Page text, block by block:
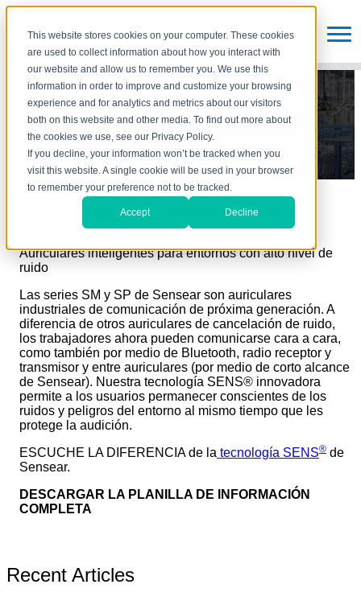
This website stores cookies on your computer. These cookies
are used to collect information about how you interact with
our website and allow us to remember you. We use this
information in order to improve and customize your browsing
experience and for analytics and metrics about our visitors
both on this website and other media. To find out more about
the cookies we use, see our Privacy Policy.
If you decline, your information won’t be tracked when you
visit this website. A single cookie will be used in your browser
to remember your preference not to be tracked.
Accept Decline
Series SM y SP
Series SM y SP
Auriculares inteligentes para entornos con alto nivel de
ruido
Las series SM y SP de Sensear son auriculares
industriales de comunicación de próxima generación. A
diferencia de otros auriculares de cancelación de ruido,
los trabajadores ahora pueden comunicarse cara a cara,
como también por medio de Bluetooth, radio receptor y
transmisor y entre auriculares (por medio de corto alcance
de Sensear). Nuestra tecnología SENS® innovadora
permite a los usuarios permanecer conscientes de los
ruidos y peligros del entorno al mismo tiempo que les
protege la audición.
ESCUCHE LA DIFERENCIA de la tecnología SENS® de
Sensear.
DESCARGAR LA PLANILLA DE INFORMACIÓN
COMPLETA
Recent Articles